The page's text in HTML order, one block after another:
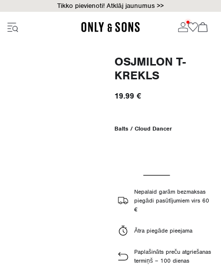
Tikko pievienoti! Atklāj jaunumus >>
OSJMILON T-
KREKLS
19.99 €
Balts / Cloud Dancer
Nepalaid garām bezmaksas
piegādi pasūtījumiem virs 60
€
Ātra piegāde pieejama
Paplašināts preču atgriešanas
termiņš – 100 dienas